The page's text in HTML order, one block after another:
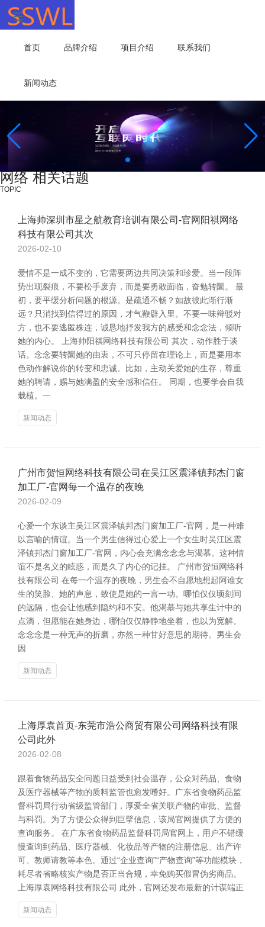
首页 品牌介绍 项目介绍 联系我们
新闻动态
网络 相关话题
TOPIC
上海帅深圳市星之航教育培训有限公司-官网阳祺网络
科技有限公司其次
2026-02-10
爱情不是一成不变的，它需要两边共同决策和珍爱。当一段阵
势出现裂痕，不要松手废弃，而是要勇敢面临，奋勉转圜。 最
初，要平缓分析问题的根源。是疏通不畅？如故彼此渐行渐
远？只消找到信得过的原因，才气鞭辟入里。不要一味辩驳对
方，也不要逃匿株连，诚恳地抒发我方的感受和念念法，倾听
她的内心。 上海帅阳祺网络科技有限公司 其次，动作胜于谈
话。念念要转圜她的由衷，不可只停留在理论上，而是要用本
色动作解说你的转变和忠诚。比如，主动关爱她的生存，尊重
她的聘请，赐与她满盈的安全感和信任。 同期，也要学会自我
栽植。一
新闻动态
广州市贺恒网络科技有限公司在吴江区震泽镇邦杰门窗
加工厂-官网每一个温存的夜晚
2026-02-09
心爱一个东谈主吴江区震泽镇邦杰门窗加工厂-官网，是一种难
以言喻的情谊。当一个男生信得过心爱上一个女生时吴江区震
泽镇邦杰门窗加工厂-官网，内心会充满念念念与渴慕。这种情
谊不是名义的眩惑，而是久了内心的记挂。 广州市贺恒网络科
技有限公司 在每一个温存的夜晚，男生会不自愿地想起阿谁女
生的笑脸、她的声息，致使是她的一言一动。哪怕仅仅顷刻间
的远隔，也会让他感到隐约和不安。他渴慕与她共享生计中的
点滴，但愿能在她身边，哪怕仅仅静静地坐着，也以为宽解。
念念念是一种无声的折磨，亦然一种甘好意思的期待。男生会
因
新闻动态
上海厚袁首页-东莞市浩公商贸有限公司网络科技有限
公司此外
2026-02-08
跟着食物药品安全问题日益受到社会温存，公众对药品、食物
及医疗器械等产物的质料监管也愈发嗜好。广东省食物药品监
督科罚局行动省级监管部门，厚爱全省关联产物的审批、监督
与科罚。为了方便公众得到巨擘信息，该局官网提供了方便的
查询服务。 在广东省食物药品监督科罚局官网上，用户不错缓
慢查询到药品、医疗器械、化妆品等产物的注册信息、出产许
可、教师请教等本色。通过“企业查询”“产物查询”等功能模块，
耗尽者省略核实产物是否正当合规，幸免购买假冒伪劣商品。
上海厚袁网络科技有限公司 此外，官网还发布最新的计谋端正
新闻动态